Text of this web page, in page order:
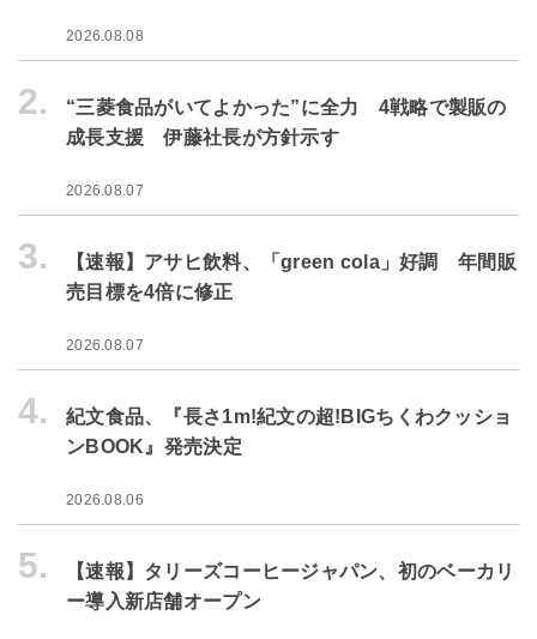
2026.08.08
2.
“三菱食品がいてよかった”に全力 4戦略で製販の
成長支援 伊藤社長が方針示す
2026.08.07
3.
【速報】アサヒ飲料、「green cola」好調 年間販
売目標を4倍に修正
2026.08.07
4.
紀文食品、『長さ1m!紀文の超!BIGちくわクッショ
ンBOOK』発売決定
2026.08.06
5.
【速報】タリーズコーヒージャパン、初のベーカリ
ー導入新店舗オープン